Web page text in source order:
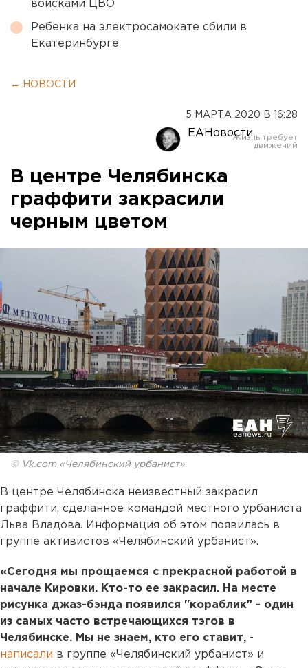
войсками ЦВО
Ребенка на электросамокате сбили в
Екатеринбурге
← НОВОСТИ
5 МАРТА 2020 В 16:28
ЕАНовости
В центре Челябинска
граффити закрасили
черным цветом
© Vk.com «Челябинский урбанист»
В центре Челябинска неизвестный закрасил
граффити, сделанное командой местного урбаниста
Льва Владова. Информация об этом появилась в
группе активистов «Челябинский урбанист».
«Сегодня мы прощаемся с прекрасной работой в
начале Кировки. Кто-то ее закрасил. На месте
рисунка джаз-бэнда появился "кораблик" - один
из самых часто встречающихся тэгов в
Челябинске. Мы не знаем, кто его ставит, -
написали в группе «Челябинский урбанист» и